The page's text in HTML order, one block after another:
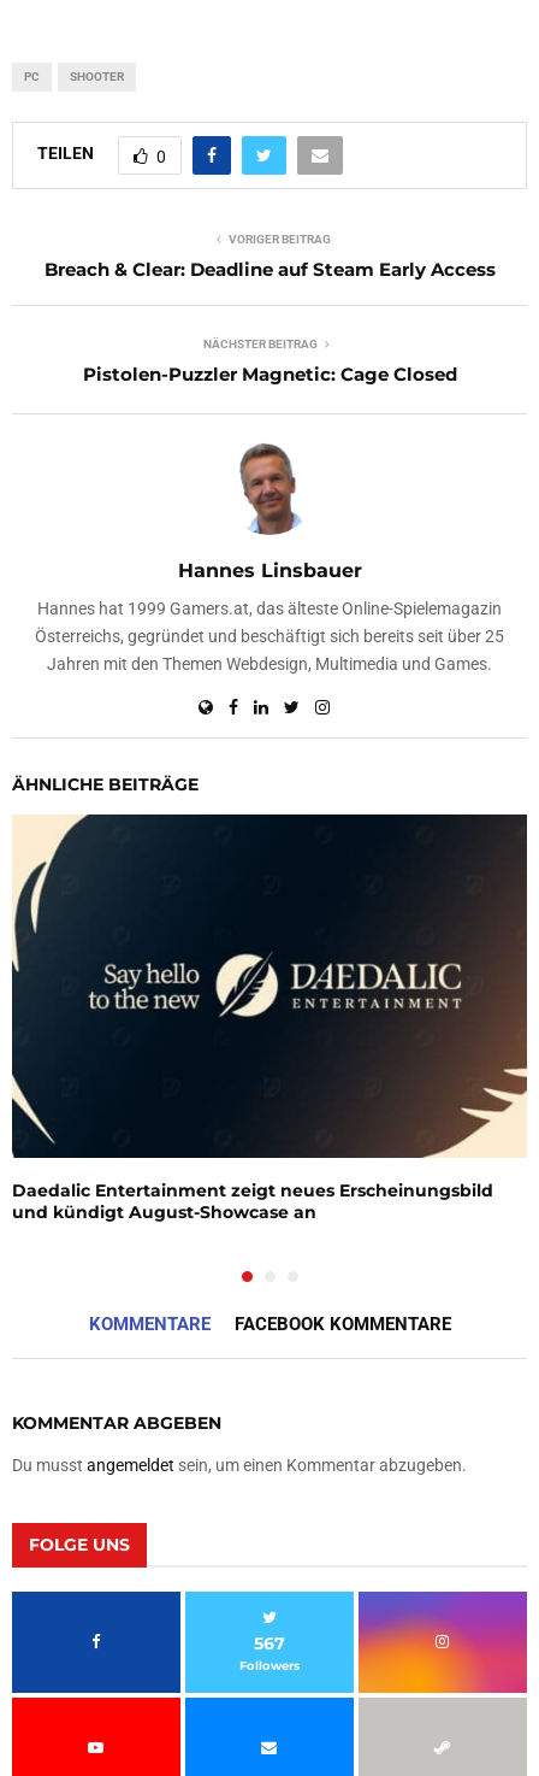
PC SHOOTER
TEILEN 0
VORIGER BEITRAG
Breach & Clear: Deadline auf Steam Early Access
NÄCHSTER BEITRAG
Pistolen-Puzzler Magnetic: Cage Closed
Hannes Linsbauer
Hannes hat 1999 Gamers.at, das älteste Online-Spielemagazin
Österreichs, gegründet und beschäftigt sich bereits seit über 25
Jahren mit den Themen Webdesign, Multimedia und Games.
ÄHNLICHE BEITRÄGE
Daedalic Entertainment zeigt neues Erscheinungsbild
und kündigt August-Showcase an
KOMMENTARE FACEBOOK KOMMENTARE
KOMMENTAR ABGEBEN
Du musst angemeldet sein, um einen Kommentar abzugeben.
FOLGE UNS
567
Followers